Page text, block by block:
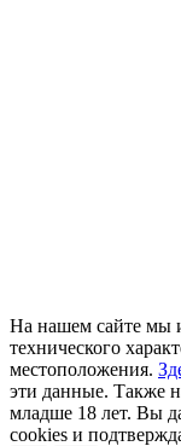
На нашем сайте мы
технического
местоположения.
эти данные. Также
младше 18 лет. Вы
cookies и